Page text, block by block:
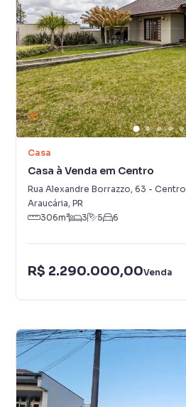
Casa
Casa à Venda em Centro
Rua Alexandre Borrazzo, 63 - Centro
Araucária, PR
306m² 3 5 6
R$ 2.290.000,00Venda